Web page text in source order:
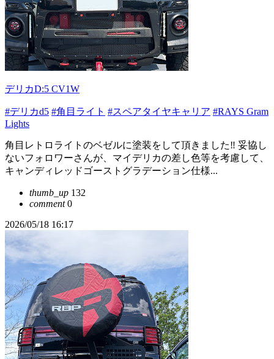
デリカD:5 CV1W
#デリカd5 #角目ライト #スペアタイヤキャリア #RAYS Gram
Lights
角目レトロライトのベゼルに塗装をして頂きました‼️ 妥協し
ないフォロワーさんが、マイデリカの差し色等を考慮して、
キャンディレッドゴーストグラデーション仕様...
thumb_up 132
comment0
2026/05/18 16:17